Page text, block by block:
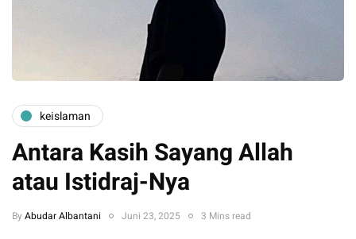
keislaman
Antara Kasih Sayang Allah
atau Istidraj-Nya
By Abudar Albantani Juni 23, 2025 3 Mins read